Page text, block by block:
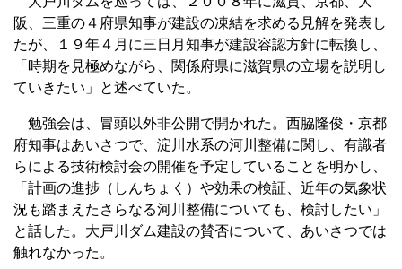
阪、三重の４府県知事が建設の凍結を求める見解を発表し
たが、１９年４月に三日月知事が建設容認方針に転換し、
「時期を見極めながら、関係府県に滋賀県の立場を説明し
ていきたい」と述べていた。
勉強会は、冒頭以外非公開で開かれた。西脇隆俊・京都
府知事はあいさつで、淀川水系の河川整備に関し、有識者
らによる技術検討会の開催を予定していることを明かし、
「計画の進捗（しんちょく）や効果の検証、近年の気象状
況も踏まえたさらなる河川整備についても、検討したい」
と話した。大戸川ダム建設の賛否について、あいさつでは
触れなかった。